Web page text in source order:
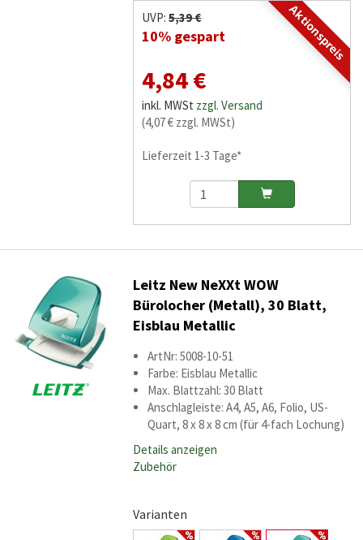
Aktionspreis
UVP:5,39 €
10% gespart
4,84 €
inkl. MWSt zzgl. Versand
(4,07 € zzgl. MWSt)
Lieferzeit 1-3 Tage*
Leitz New NeXXt WOW
Bürolocher (Metall), 30 Blatt,
Eisblau Metallic
ArtNr: 5008-10-51
Farbe: Eisblau Metallic
Max. Blattzahl: 30 Blatt
Anschlagleiste: A4, A5, A6, Folio, US-
Quart, 8 x 8 x 8 cm (für 4-fach Lochung)
Details anzeigen
Zubehör
Varianten